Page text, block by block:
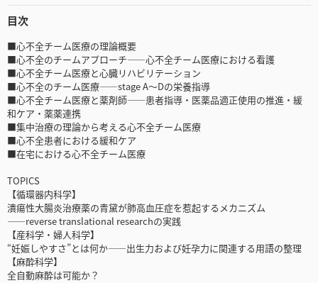
目次
■心不全チーム医療の理論概要
■心不全のチームアプローチ――心不全チーム医療における看護
■心不全チーム医療と心臓リハビリテーション
■心不全のチーム医療――stage A～Dの栄養指導
■心不全チーム医療と薬剤師――患者指導・医薬品適正使用の推進・緩
和ケア・薬薬連携
■集中治療の理論から考える心不全チーム医療
■心不全患者における緩和ケア
■在宅における心不全チーム医療
TOPICS
【循環器内科学】
潰瘍性大腸炎治療薬の青黛が肺高血圧症を惹起するメカニズム
――reverse translational researchの実践
【産科学・婦人科学】
“妊娠しやすさ”とは何か――出生力および妊孕力に関連する用語の整理
【麻酔科学】
全自動麻酔は可能か？